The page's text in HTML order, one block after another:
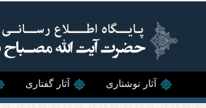
آثار نوشتاری آثار گفتاری